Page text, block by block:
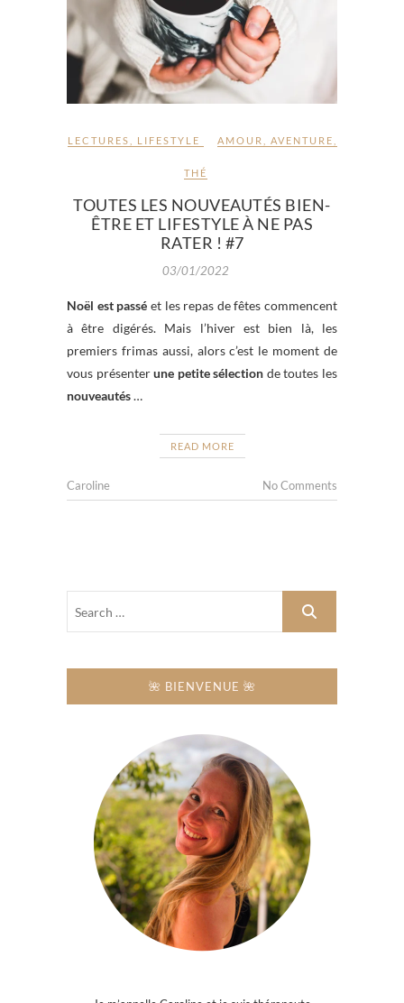
LECTURES LIFESTYLE AMOUR AVENTURE
THÉ
TOUTES LES NOUVEAUTÉS BIEN-
ÊTRE ET LIFESTYLE À NE PAS
RATER ! #7
03/01/2022
Noël est passé et les repas de fêtes commencent
à être digérés. Mais l’hiver est bien là, les
premiers frimas aussi, alors c’est le moment de
vous présenterune petite sélection de toutes les
nouveautés…
READ MORE
Caroline No Comments
🌺 BIENVENUE 🌺